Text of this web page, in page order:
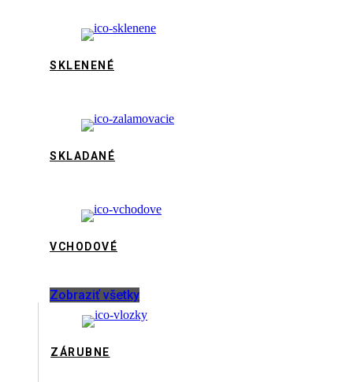
SKLENENÉ
SKLADANÉ
VCHODOVÉ
Zobraziť všetky
ZÁRUBNE